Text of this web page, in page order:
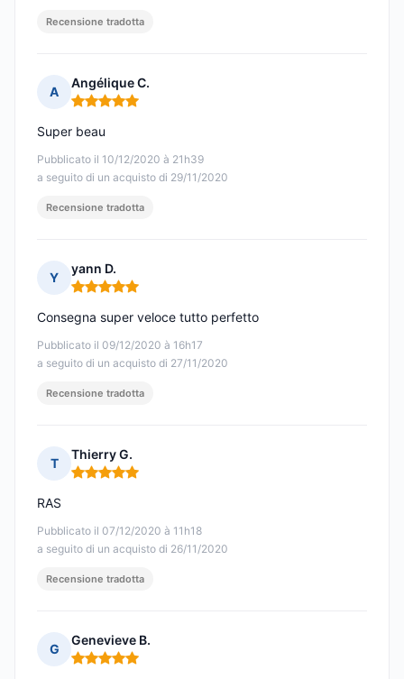
Recensione tradotta
A
Angélique C.
Nota: 5 su 5
Pubblicato il 10/12/2020 à 21h39
a seguito di un acquisto di 29/11/2020
Super beau
Recensione tradotta
Y
yann D.
Nota: 5 su 5
Pubblicato il 09/12/2020 à 16h17
a seguito di un acquisto di 27/11/2020
Consegna super veloce tutto perfetto
Recensione tradotta
T
Thierry G.
Nota: 5 su 5
Pubblicato il 07/12/2020 à 11h18
a seguito di un acquisto di 26/11/2020
RAS
Recensione tradotta
G
Genevieve B.
Nota: 5 su 5